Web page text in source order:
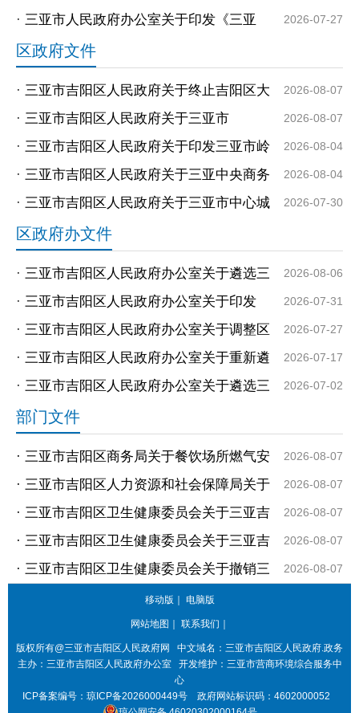
市“十五五”自然资源保护和利用规划》的通
知
· 三亚市人民政府办公室关于印发《三亚
市“十五五”加快农业农村现代化规划》的通
2026-07-27
区政府文件
· 三亚市吉阳区人民政府关于终止吉阳区大
东海鹿鸣小区棚户区改造项目房屋征收决
定的...
2026-08-07
· 三亚市吉阳区人民政府关于三亚市
SYCBD2026-005号项目用地征收土地预公
告
2026-08-07
· 三亚市吉阳区人民政府关于印发三亚市岭
新南片区约30.92亩用地项目征收（收回）
补偿...
2026-08-04
· 三亚市吉阳区人民政府关于三亚中央商务
区东岸片区溪润路项目用地征收土地预公
告
2026-08-04
· 三亚市吉阳区人民政府关于三亚市中心城
区控规JYAZQ04-01-02地块内部分用地征
2026-07-30
区政府办文件
· 三亚市吉阳区人民政府办公室关于遴选三
亚市吉阳区派出所250KVA美式箱变新建配
套工...
2026-08-06
· 三亚市吉阳区人民政府办公室关于印发
《吉阳区自然灾害救助应急预案》的通知
2026-07-31
· 三亚市吉阳区人民政府办公室关于调整区
政府领导班子分工的通知
2026-07-27
· 三亚市吉阳区人民政府办公室关于重新遴
选2026年三亚市吉阳区人民政府大院及宿
舍区...
2026-07-17
· 三亚市吉阳区人民政府办公室关于遴选三
亚市吉阳区人民政府街道办公室平面图及
2026-07-02
部门文件
· 三亚市吉阳区商务局关于餐饮场所燃气安
全隐患排查整治服务询价公告
2026-08-07
· 三亚市吉阳区人力资源和社会保障局关于
2026年引进人才住房租赁补贴和购房补
贴...
2026-08-07
· 三亚市吉阳区卫生健康委员会关于三亚吉
阳伽辉中医（综合）诊所准予备案的公告
2026-08-07
· 三亚市吉阳区卫生健康委员会关于三亚吉
阳仁生中医诊所准予备案的公告
2026-08-07
· 三亚市吉阳区卫生健康委员会关于撤销三
亚吉阳鹭羽医疗美容诊所备案的公告
2026-08-07
移动版 ｜ 电脑版
网站地图 ｜ 联系我们 ｜
版权所有@三亚市吉阳区人民政府网 中文域名： 三亚市吉阳区人民政府.政务
主办：三亚市吉阳区人民政府办公室
开发维护：三亚市营商环境综合服务中
心
ICP备案编号： 琼ICP备2026000449号 政府网站标识码： 4602000052